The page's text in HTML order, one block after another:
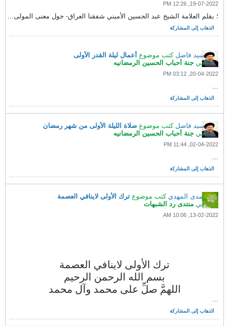
19-07-2022, 12:26 PM
؛ بقلم العلامة الشيخ عبد الحسين الأميني شفقنا العراق- حول معنى المولى...
الذهاب إلى المشاركة
سيد فاضل كتب موضوع أعمال ليلة القدر الأولى
في جنة أحباب الحسين الرمضانيه
20-04-2022, 03:12 PM
...
الذهاب إلى المشاركة
سيد فاضل كتب موضوع صلاة الليلة الأولى من شهر رمضان
في جنة أحباب الحسين الرمضانيه
02-04-2022, 11:44 PM
...
الذهاب إلى المشاركة
صدى المهدي كتب موضوع ترك الأولى لاينافي العصمة
في منتدى رد الشبهات
13-02-2022, 10:06 AM
ترك الأولى لاينافي العصمة
بسم الله الرحمن الرحيم
اللهمَّ صلِّ على محمد وآل محمد
...
الذهاب إلى المشاركة